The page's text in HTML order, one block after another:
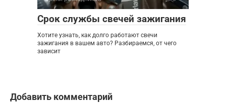
Срок службы свечей зажигания
Хотите узнать, как долго работают свечи
зажигания в вашем авто? Разбираемся, от чего
зависит
Добавить комментарий